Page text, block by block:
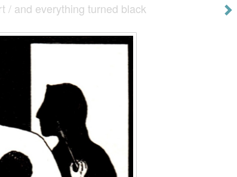
/ and everything turned black